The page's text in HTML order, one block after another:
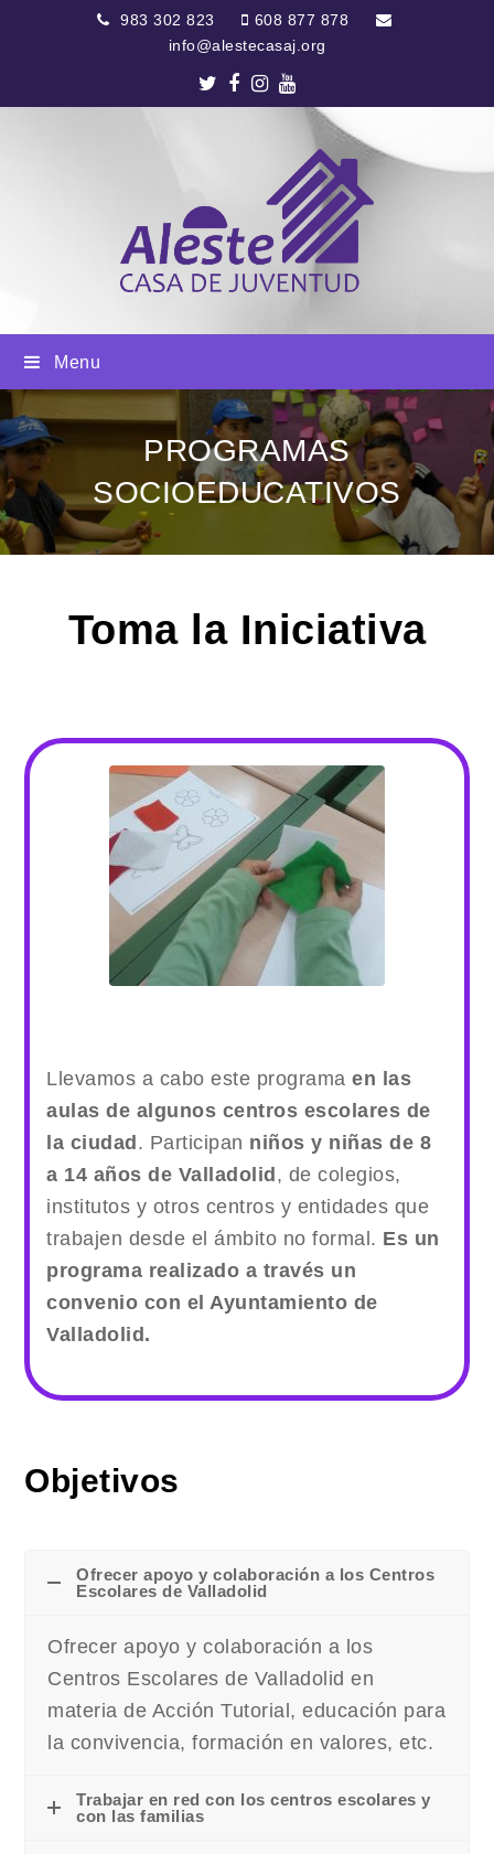
983 302 823
608 877 878
info@alestecasaj.org
Twitter
Facebook
Instagram
Youtube
Menu
PROGRAMAS
SOCIOEDUCATIVOS
Toma la Iniciativa
Llevamos a cabo este programaen las
aulas de algunos centros escolares de
la ciudad . Participan niños y niñas de 8
a 14 años de Valladolid , de colegios,
institutos y otros centros y entidades que
trabajen desde el ámbito no formal. Es un
programa realizado a través un
convenio con el Ayuntamiento de
Valladolid.
Objetivos
Ofrecer apoyo y colaboración a los Centros
Escolares de Valladolid
Ofrecer apoyo y colaboración a los
Centros Escolares de Valladolid en
materia de Acción Tutorial, educación para
la convivencia, formación en valores, etc.
Trabajar en red con los centros escolares y
con las familias